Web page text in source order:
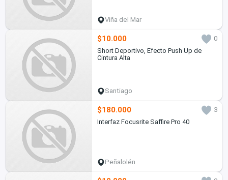
Viña del Mar
$10.000
0
Short Deportivo, Efecto Push Up de
Cintura Alta
Santiago
$180.000
3
Interfaz Focusrite Saffire Pro 40
Peñalolén